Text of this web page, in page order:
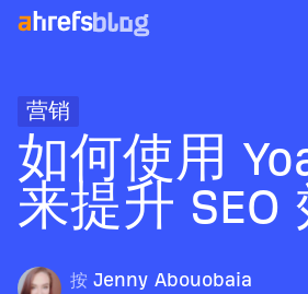
营销
如何使用
来提升 SEO
按 Jenny Abouobaia